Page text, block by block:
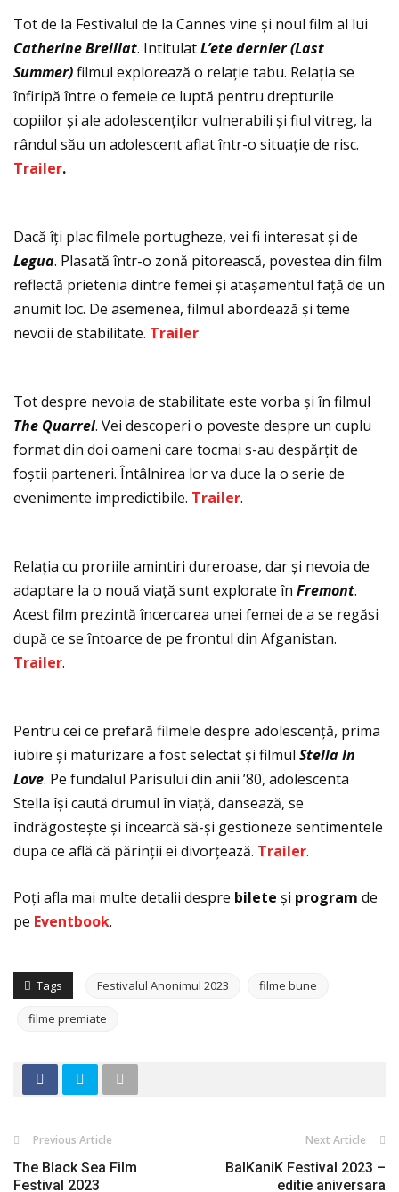
Tot de la Festivalul de la Cannes vine și noul film al lui
Catherine Breillat. IntitulatL’ete dernier(Last
Summer)filmul explorează o relaţie tabu. Relaţia se
înfiripă între o femeie ce luptă pentru drepturile
copiilor și ale adolescenţilor vulnerabili și fiul vitreg, la
rândul său un adolescent aflat într-o situaţie de risc.
Trailer.
Dacă îţi plac filmele portugheze, vei fi interesat și de
Legua. Plasată într-o zonă pitorească, povestea din film
reflectă prietenia dintre femei și atașamentul faţă de un
anumit loc. De asemenea, filmul abordează și teme
nevoii de stabilitate. Trailer.
Tot despre nevoia de stabilitate este vorba și în filmul
The Quarrel. Vei descoperi o poveste despre un cuplu
format din doi oameni care tocmai s-au despărţit de
foștii parteneri. Întâlnirea lor va duce la o serie de
evenimente impredictibile. Trailer.
Relaţia cu proriile amintiri dureroase, dar și nevoia de
adaptare la o nouă viaţă sunt explorate în Fremont.
Acest film prezintă încercarea unei femei de a se regăsi
după ce se întoarce de pe frontul din Afganistan.
Trailer.
Pentru cei ce prefară filmele despre adolescenţă, prima
iubire și maturizare a fost selectat și filmul Stella In
Love. Pe fundalul Parisului din anii ’80, adolescenta
Stella își caută drumul în viaţă, dansează, se
îndrăgostește și încearcă să-și gestioneze sentimentele
dupa ce află că părinţii ei divorţează. Trailer.
Poţi afla mai multe detalii despre bilete și program de
pe Eventbook.
Tags Festivalul Anonimul 2023 filme bune
filme premiate
Previous Article
The Black Sea Film
Festival 2023
Next Article
BalKaniK Festival 2023 –
editie aniversara